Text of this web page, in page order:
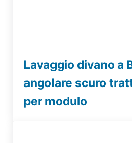
Lavaggio divano a
angolare scuro
per modulo